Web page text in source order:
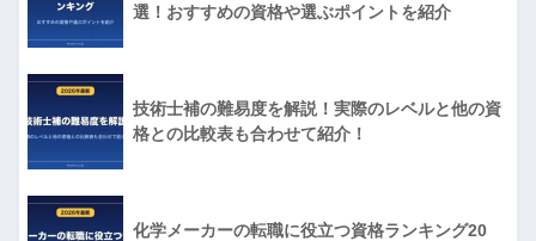
選！おすすめの資格や選ぶポイントを紹介
技術士補の難易度を解説！実際のレベルと他の資
格との比較表も合わせて紹介！
化学メーカーの転職に役立つ資格ランキング20